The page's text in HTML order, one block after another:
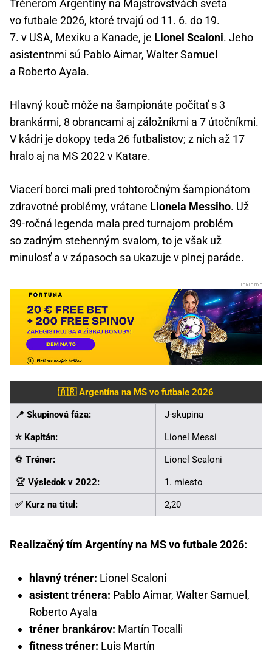
Trénerom Argentíny na Majstrovstvách sveta
vo futbale 2026, ktoré trvajú od 11. 6. do 19.
7. v USA, Mexiku a Kanade, je Lionel Scaloni. Jeho
asistentnmi sú Pablo Aimar, Walter Samuel
a Roberto Ayala.
Hlavný kouč môže na šampionáte počítať s 3
brankármi, 8 obrancami aj záložníkmi a 7 útočníkmi.
V kádri je dokopy teda 26 futbalistov; z nich až 17
hralo aj na MS 2022 v Katare.
Viacerí borci mali pred tohtoročným šampionátom
zdravotné problémy, vrátane Lionela Messiho. Už
39-ročná legenda mala pred turnajom problém
so zadným stehenným svalom, to je však už
minulosť a v zápasoch sa ukazuje v plnej paráde.
🇦🇷 Argentína na MS vo futbale 2026
📍 Skupinová fáza: J-skupina
⭐ Kapitán: Lionel Messi
⚽ Tréner: Lionel Scaloni
🏆 Výsledok v 2022: 1. miesto
✅ Kurz na titul: 2,20
Realizačný tím Argentíny na MS vo futbale 2026:
hlavný tréner: Lionel Scaloni
asistent trénera: Pablo Aimar, Walter Samuel,
Roberto Ayala
tréner brankárov: Martín Tocalli
fitness tréner: Luis Martín